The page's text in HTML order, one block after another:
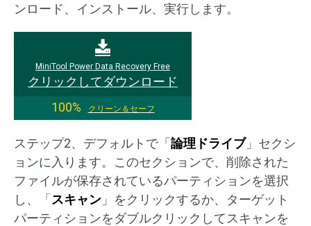
ンロード、インストール、実行します。
MiniTool Power Data Recovery Free
クリックしてダウンロード
100%
クリーン＆セーフ
ステップ2、デフォルトで「論理ドライブ」セクシ
ョンに入ります。このセクションで、削除された
ファイルが保存されているパーティションを選択
し、「スキャン 」をクリックするか、ターゲット
パーティションをダブルクリックしてスキャンを